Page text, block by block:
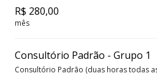
R$ 280,00
mês
Consultório Padrão - Grupo 1
Consultório Padrão (duas horas todas